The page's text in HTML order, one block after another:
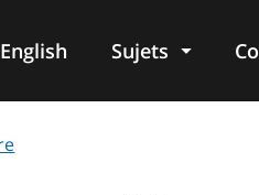
English Sujets